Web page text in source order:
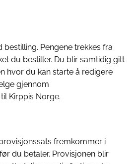
bestilling. Pengene trekkes fra
du bestiller. Du blir samtidig gitt
hvor du kan starte å redigere
gjennom
Kirppis Norge.
fremkommer i
du betaler. Provisjonen blir